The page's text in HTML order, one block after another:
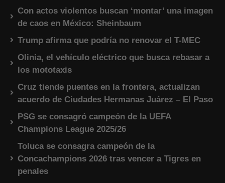
Con actos violentos buscan ‘montar’ una imagen
de caos en México: Sheinbaum
Trump afirma que podría no renovar el T-MEC
Olinia, el vehículo eléctrico que busca rebasar a
los mototaxis
Cruz tiende puentes en la frontera, actualizan
acuerdo de Ciudades Hermanas Juárez – El Paso
PSG se consagró campeón de la UEFA
Champions League 2025/26
Toluca se consagra campeón de la
Concachampions 2026 tras vencer a Tigres en
penales